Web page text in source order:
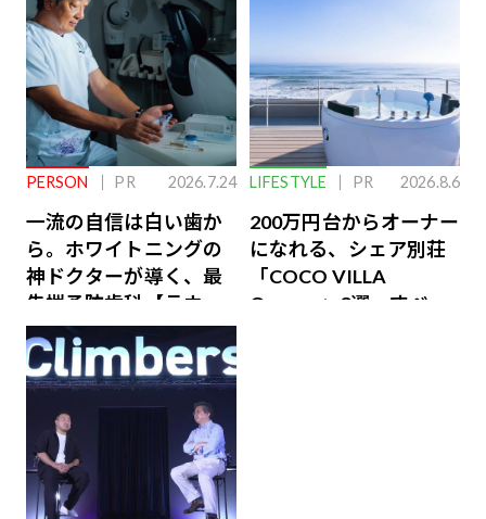
PERSON PR 2026.7.24
一流の自信は白い歯か
ら。ホワイトニングの
神ドクターが導く、最
先端予防歯科【ラウン
ジ会員特典あり】
LIFESTYLE PR 2026.8.6
200万円台からオーナー
になれる、シェア別荘
「COCO VILLA
Owners」3選。すべて